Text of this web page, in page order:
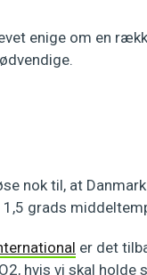
enige om en
nok til, at
grads
er det
hvis vi skal holde